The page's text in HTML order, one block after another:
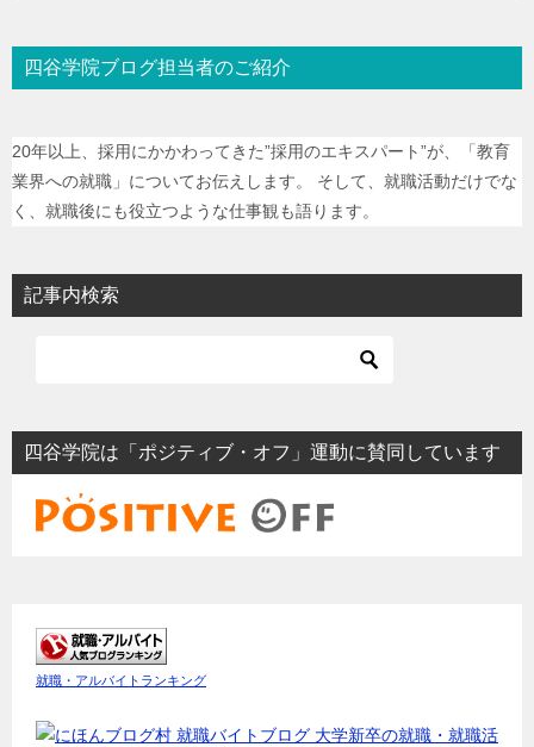
四谷学院ブログ担当者のご紹介
20年以上、採用にかかわってきた”採用のエキスパート”が、「教育
業界への就職」についてお伝えします。 そして、就職活動だけでな
く、就職後にも役立つような仕事観も語ります。
記事内検索
四谷学院は「ポジティブ・オフ」運動に賛同しています
就職・アルバイトランキング